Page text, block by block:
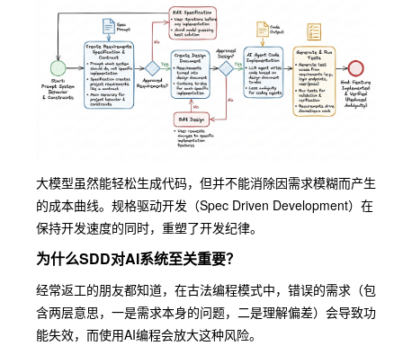
大模型虽然能轻松生成代码，但并不能消除因需求模糊而产生
的成本曲线。规格驱动开发（Spec Driven Development）在
保持开发速度的同时，重塑了开发纪律。
为什么SDD对AI系统至关重要？
经常返工的朋友都知道，在古法编程模式中，错误的需求（包
含两层意思，一是需求本身的问题，二是理解偏差）会导致功
能失效，而使用AI编程会放大这种风险。